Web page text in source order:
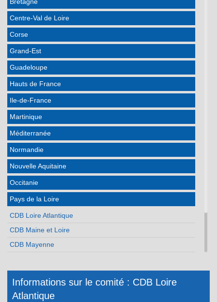
Bretagne
Centre-Val de Loire
Corse
Grand-Est
Guadeloupe
Hauts de France
Ile-de-France
Martinique
Méditerranée
Normandie
Nouvelle Aquitaine
Occitanie
Pays de la Loire
CDB Loire Atlantique
CDB Maine et Loire
CDB Mayenne
Réunion
Informations sur le comité : CDB Loire
Atlantique